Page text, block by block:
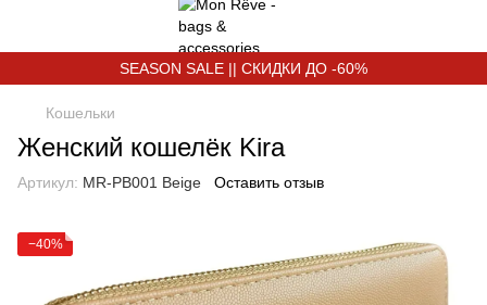
SEASON SALE || СКИДКИ ДО -60%
Кошельки
Женский кошелёк Kira
Артикул: MR-PB001 Beige Оставить отзыв
−40%